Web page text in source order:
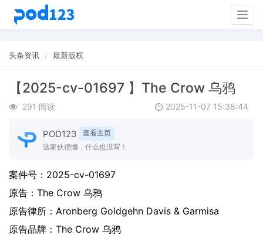
头条资讯 最新版权
【2025-cv-01697 】The Crow 乌鸦
291 阅读 2025-11-07 15:38:44
POD123
查看主页
这家伙很懒，什么也没写！
案件号： 2025-cv-01697
原告： The Crow 乌鸦
原告律所：Aronberg Goldgehn Davis & Garmisa
原告品牌： The Crow 乌鸦